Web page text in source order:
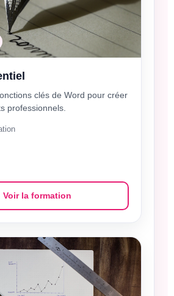
clés de Word pour créer
professionnels.
Voir la formation